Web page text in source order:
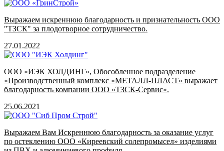
Выражаем искреннюю благодарность и признательность ООО
"ТЗСК" за плодотворное сотрудничество.
27.01.2022
ООО «ИЭК ХОЛДИНГ», Обособленное подразделение
«Производственный комплекс «МЕТАЛЛ-ПЛАСТ» выражает
благодарность компании ООО «ТЗСК-Сервис».
25.06.2021
Выражаем Вам Искреннюю благодарность за оказание услуг
по остеклению ООО «Киреевский солепромысел» изделиями